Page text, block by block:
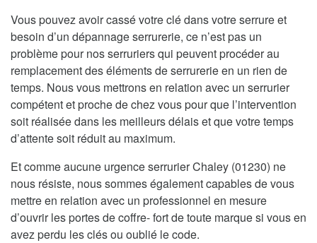
Vous pouvez avoir cassé votre clé dans votre serrure et
besoin d’un dépannage serrurerie, ce n’est pas un
problème pour nos serruriers qui peuvent procéder au
remplacement des éléments de serrurerie en un rien de
temps. Nous vous mettrons en relation avec un serrurier
compétent et proche de chez vous pour que l’intervention
soit réalisée dans les meilleurs délais et que votre temps
d’attente soit réduit au maximum.
Et comme aucune urgence serrurier Chaley (01230) ne
nous résiste, nous sommes également capables de vous
mettre en relation avec un professionnel en mesure
d’ouvrir les portes de coffre- fort de toute marque si vous en
avez perdu les clés ou oublié le code.